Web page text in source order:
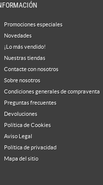
Promociones especiales
Novedades
¡Lo más vendido!
Nuestras tiendas
Contacte con nosotros
Sobre nosotros
Condiciones generales de compraventa
Preguntas frecuentes
Devoluciones
Política de Cookies
Aviso Legal
Política de privacidad
Mapa del sitio